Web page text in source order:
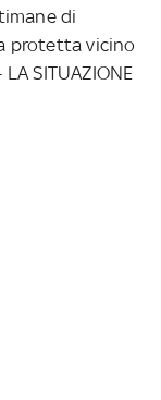
di
protetta vicino
LA SITUAZIONE